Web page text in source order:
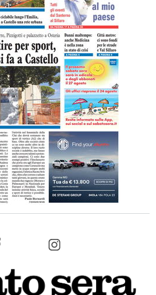
SERA +
i danni a
San Pietro e nella